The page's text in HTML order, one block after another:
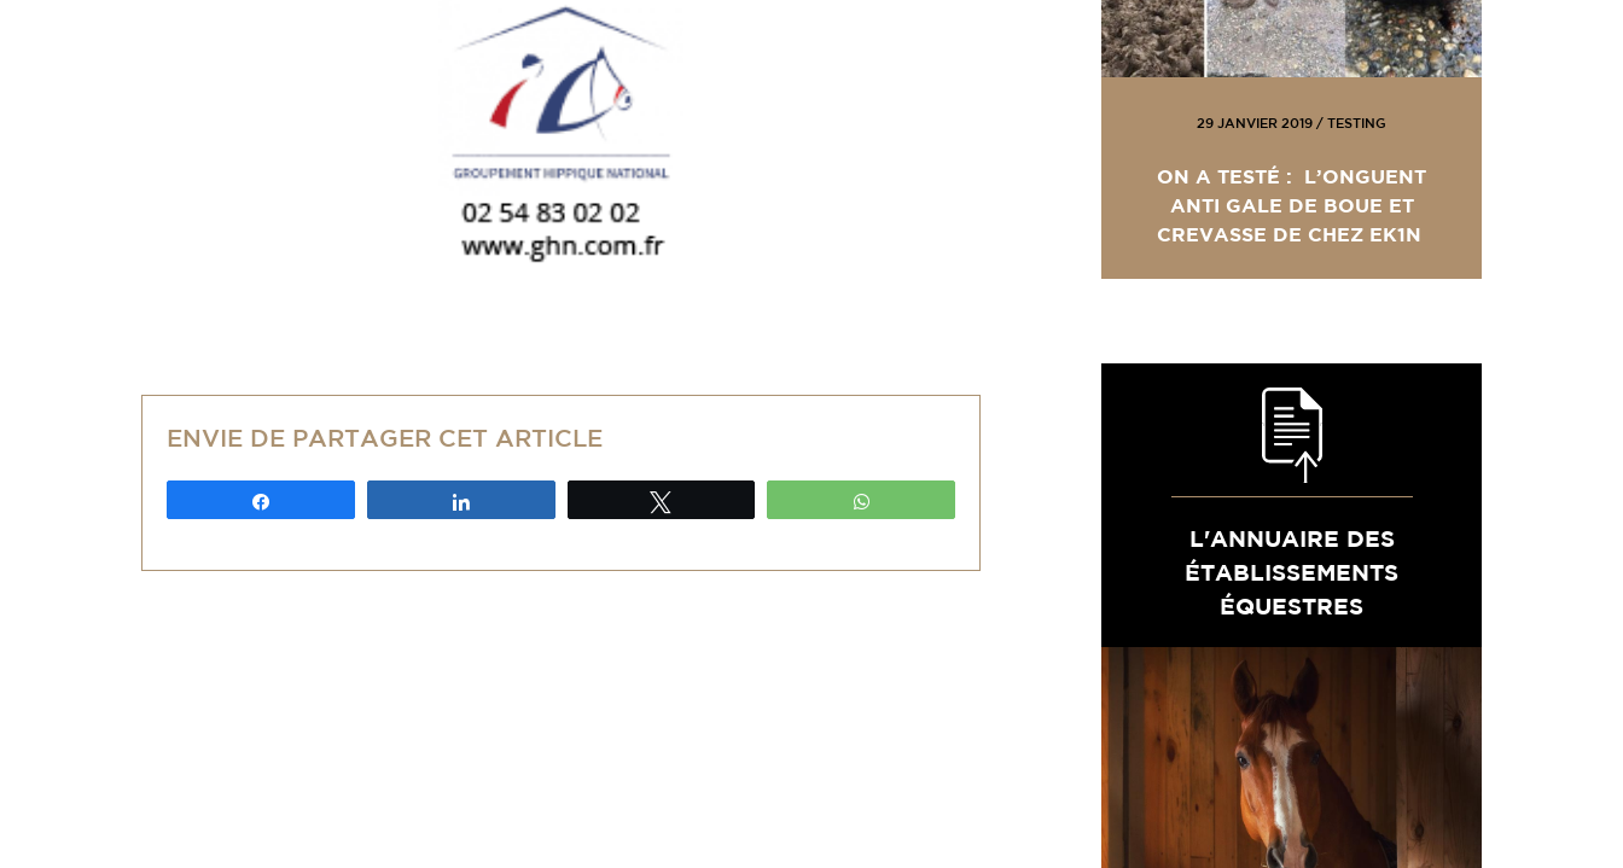
ENVIE DE PARTAGER CET ARTICLE
29 JANVIER 2019 / TESTING
ON A TESTÉ : L’ONGUENT
ANTI GALE DE BOUE ET
CREVASSE DE CHEZ EK1N
L'ANNUAIRE DES
ÉTABLISSEMENTS
ÉQUESTRES